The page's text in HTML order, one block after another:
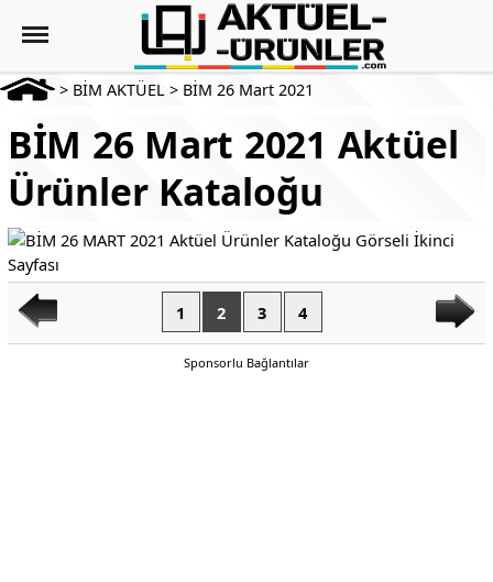
> BİM AKTÜEL > BİM 26 Mart 2021
BİM 26 Mart 2021 Aktüel
Ürünler Kataloğu
1 2 3 4
Sponsorlu Bağlantılar